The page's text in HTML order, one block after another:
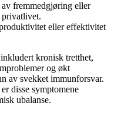
fremmedgjøring eller
eller effektivitet
kronisk tretthet,
og økt
av svekket immunforsvar.
disse symptomene
ubalanse.